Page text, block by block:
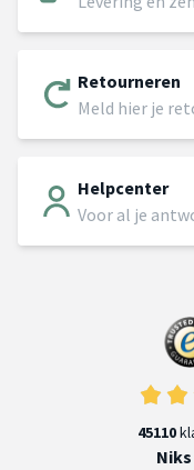
Retourneren
Meld hier je
Helpcenter
Voor al je
45110